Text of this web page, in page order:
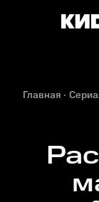
Главная